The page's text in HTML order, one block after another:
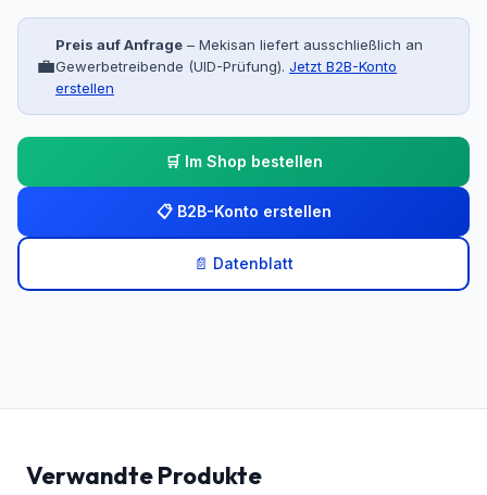
💼
Preis auf Anfrage – Mekisan liefert ausschließlich an
Gewerbetreibende (UID-Prüfung). Jetzt B2B-Konto
erstellen
🛒 Im Shop bestellen
📋 B2B-Konto erstellen
📄 Datenblatt
Verwandte Produkte